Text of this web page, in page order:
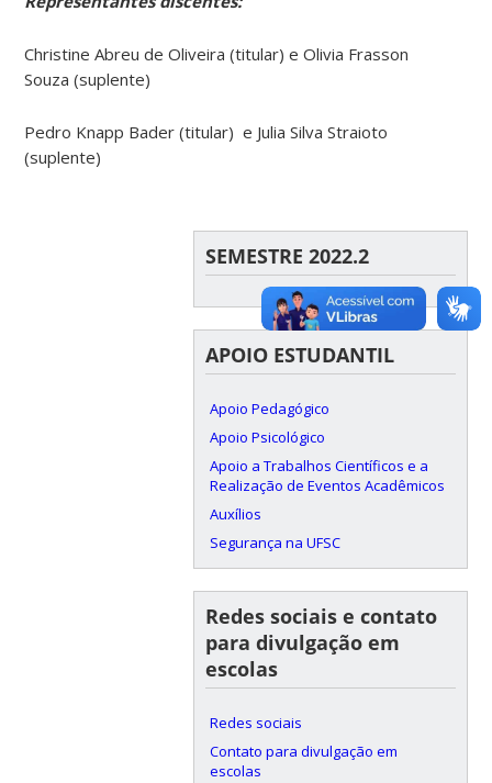
Christine Abreu de Oliveira (titular) e Olivia Frasson
Souza (suplente)
Pedro Knapp Bader (titular) e Julia Silva Straioto
(suplente)
SEMESTRE 2022.2
APOIO ESTUDANTIL
Apoio Pedagógico
Apoio Psicológico
Apoio a Trabalhos Científicos e a
Realização de Eventos Acadêmicos
Auxílios
Segurança na UFSC
Redes sociais e contato
para divulgação em
escolas
Redes sociais
Contato para divulgação em
escolas